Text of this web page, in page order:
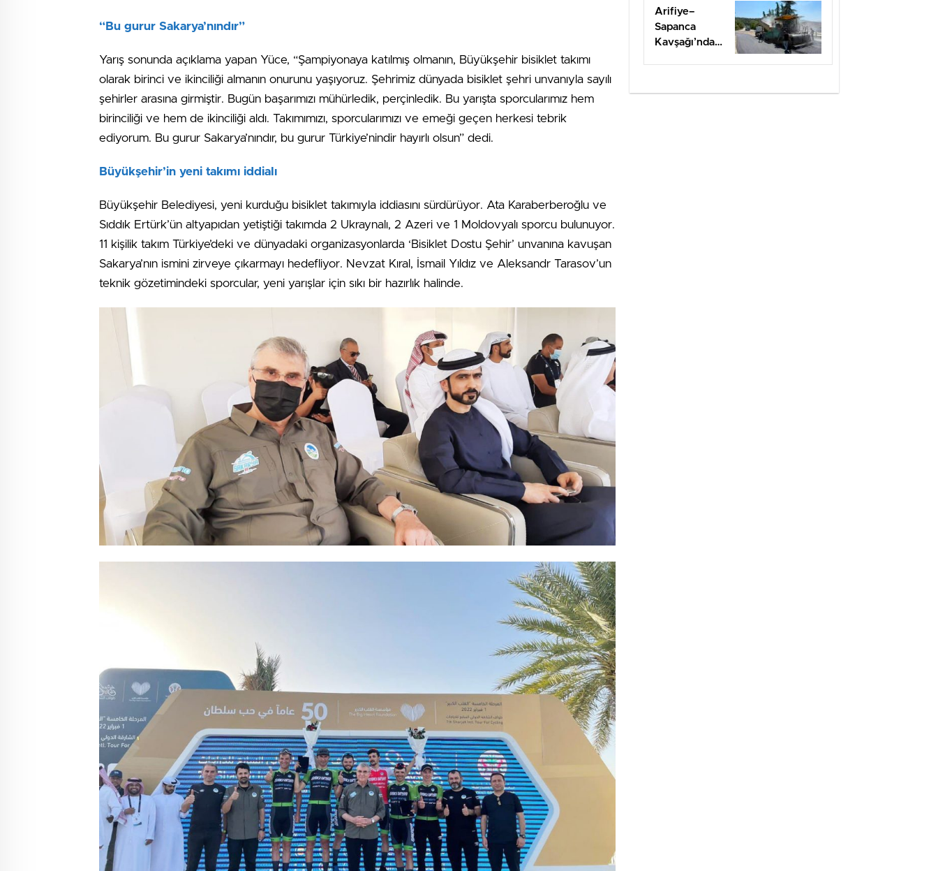
“Bu gurur Sakarya’nındır”
Yarış sonunda açıklama yapan Yüce, “Şampiyonaya katılmış olmanın, Büyükşehir bisiklet takımı
olarak birinci ve ikinciliği almanın onurunu yaşıyoruz. Şehrimiz dünyada bisiklet şehri unvanıyla sayılı
şehirler arasına girmiştir. Bugün başarımızı mühürledik, perçinledik. Bu yarışta sporcularımız hem
birinciliği ve hem de ikinciliği aldı. Takımımızı, sporcularımızı ve emeği geçen herkesi tebrik
ediyorum. Bu gurur Sakarya’nındır, bu gurur Türkiye’nindir hayırlı olsun” dedi.
Büyükşehir’in yeni takımı iddialı
Büyükşehir Belediyesi, yeni kurduğu bisiklet takımıyla iddiasını sürdürüyor. Ata Karaberberoğlu ve
Sıddık Ertürk’ün altyapıdan yetiştiği takımda 2 Ukraynalı, 2 Azeri ve 1 Moldovyalı sporcu bulunuyor.
11 kişilik takım Türkiye’deki ve dünyadaki organizasyonlarda ‘Bisiklet Dostu Şehir’ unvanına kavuşan
Sakarya’nın ismini zirveye çıkarmayı hedefliyor. Nevzat Kıral, İsmail Yıldız ve Aleksandr Tarasov’un
teknik gözetimindeki sporcular, yeni yarışlar için sıkı bir hazırlık halinde.
Hazırlıyor
Arifiye–
Sapanca
Kavşağı’nda